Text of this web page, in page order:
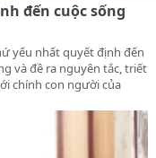
đến cuộc sống
yếu nhất quyết định đến
và đề ra nguyên tắc, triết
chính con người của